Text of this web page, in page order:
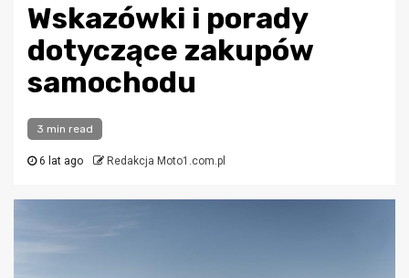
Wskazówki i porady
dotyczące zakupów
samochodu
3 min read
6 lat ago Redakcja Moto1.com.pl